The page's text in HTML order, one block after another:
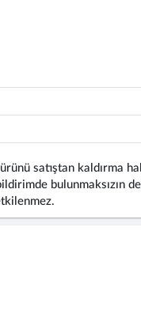
satıştan kaldırma
bulunmaksızın